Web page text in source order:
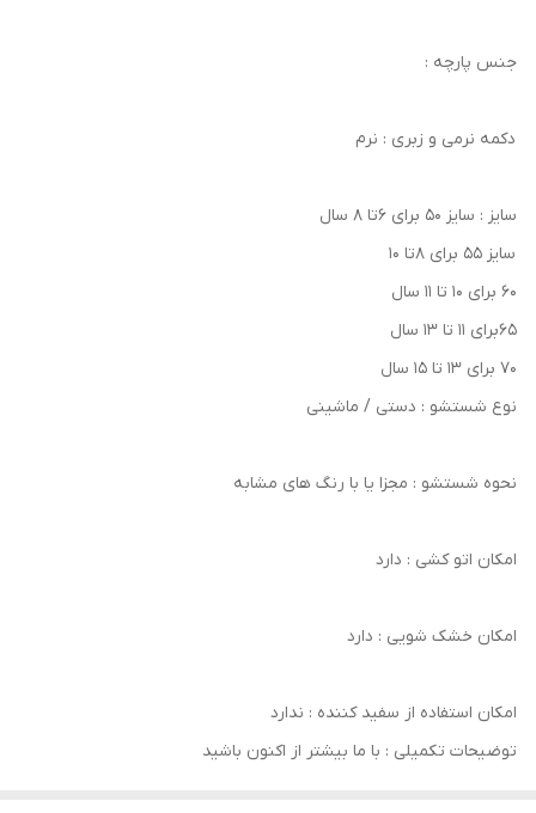
جنس پارچه :
دکمه نرمی و زبری : نرم
سایز : سایز ۵۰ برای ۶تا ۸ سال
سایز ۵۵ برای ۸تا ۱۰
۶۰ برای ۱۰ تا ۱۱ سال
۶۵برای ۱۱ تا ۱۳ سال
۷۰ برای ۱۳ تا ۱۵ سال
نوع شستشو : دستی / ماشینی
نحوه شستشو : مجزا یا با رنگ های مشابه
امکان اتو کشی : دارد
امکان خشک‌ شویی : دارد
امکان استفاده از سفید کننده : ندارد
توضیحات تکمیلی : با ما بیشتر از اکنون باشید